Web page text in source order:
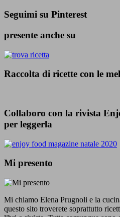
Seguimi su Pinterest
presente anche su
Raccolta di ricette con le
Collaboro con la rivista
per leggerla
Mi presento
Mi chiamo Elena Prugnoli e la
questo sito troverete soprattutto